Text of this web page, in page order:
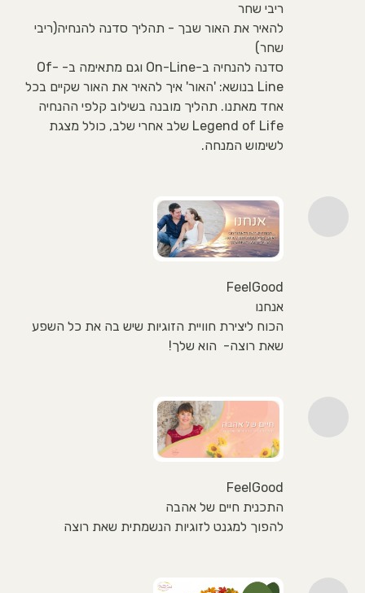
ריבי שחר
להאיר את האור שבך - תהליך סדנה להנחיה(ריבי
שחר)
סדנה להנחיה ב-On-Line וגם מתאימה ב- Of-
Line בנושא: 'האור' איך להאיר את האור שקיים בכל
אחד מאתנו. תהליך מובנה בשילוב קלפי ההנחיה
Legend of Life שלב אחרי שלב, כולל מצגת
לשימוש המנחה.
FeelGood
אנחנו
הכוח ליצירת חוויית הזוגיות שיש בה את כל השפע
שאת רוצה- הוא שלך!
FeelGood
התכנית חיים של אהבה
להפוך למגנט לזוגיות הנשמתית שאת רוצה